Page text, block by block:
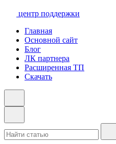
центр поддержки
Главная
Основной сайт
Блог
ЛК партнера
Расширенная ТП
Скачать